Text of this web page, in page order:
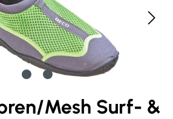
Mesh Surf- &